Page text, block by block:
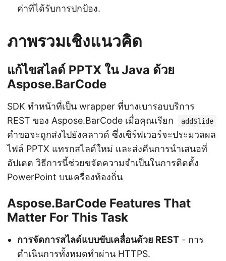
ค่าที่ได้รับการปกป้อง.
ภาพรวมเชิงแนวคิด
แก้ไขสไลด์ PPTX ใน Java ด้วย
Aspose.BarCode
SDK ทำหน้าที่เป็น wrapper ที่บางเบารอบบริการ
REST ของ Aspose.BarCode เมื่อคุณเรียก
addSlide
คำขอจะถูกส่งไปยังคลาวด์ ซึ่งเซิร์ฟเวอร์จะประมวลผล
ไฟล์ PPTX แทรกสไลด์ใหม่ และส่งคืนการนำเสนอที่
อัปเดต วิธีการนี้ช่วยขจัดความจำเป็นในการติดตั้ง
PowerPoint บนเครื่องท้องถิ่น
Aspose.BarCode Features That
Matter For This Task
การจัดการสไลด์แบบขับเคลื่อนด้วย REST - การ
ดำเนินการทั้งหมดทำผ่าน HTTPS.